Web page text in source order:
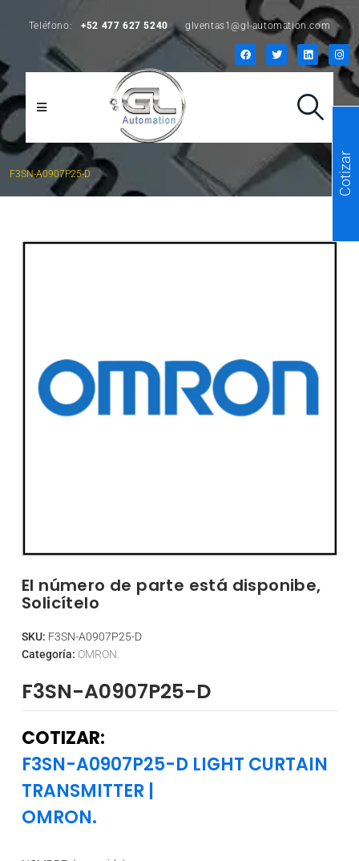
Teléfono: +52 477 627 5240 glventas1@gl-automation.com
F3SN-A0907P25-D
El número de parte está disponibe,
Solicítelo
SKU: F3SN-A0907P25-D
Categoría: OMRON.
F3SN-A0907P25-D
COTIZAR:
F3SN-A0907P25-D LIGHT CURTAIN
TRANSMITTER |
OMRON.
Cotizar